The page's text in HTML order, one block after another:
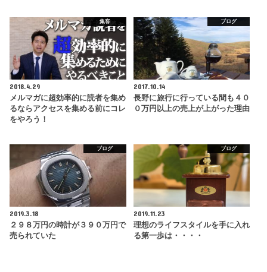
集客
2018.4.29
メルマガに超効率的に読者を集め
るならアクセスを集める前にコレ
をやろう！
ブログ
2017.10.14
長野に旅行に行っている間も４０
０万円以上の売上が上がった理由
ブログ
2019.3.18
２９８万円の時計が３９０万円で
売られていた
ブログ
2019.11.23
理想のライフスタイルを手に入れ
る第一歩は・・・・